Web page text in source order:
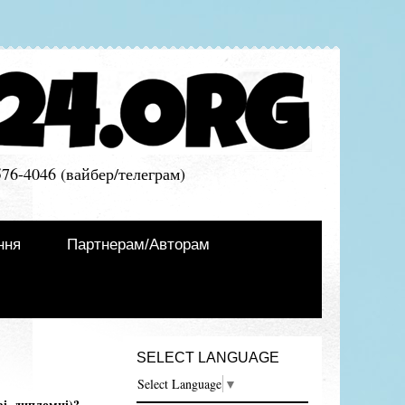
4046 (вайбер/телеграм)
Партнерам/Авторам
SELECT LANGUAGE
Select Language ▼